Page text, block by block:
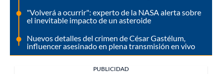
"Volverá a ocurrir": experto de la NASA alerta sobre
el inevitable impacto de un asteroide
Nuevos detalles del crimen de César Gastélum,
influencer asesinado en plena transmisión en vivo
PUBLICIDAD